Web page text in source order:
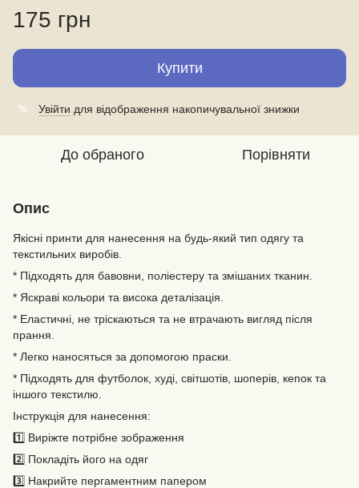
175 грн
Купити
% Увійти для відображення накопичувальної знижки
До обраного Порівняти
Опис
Якісні принти для нанесення на будь-який тип одягу та
текстильних виробів.
* Підходять для бавовни, поліестеру та змішаних тканин.
* Яскраві кольори та висока деталізація.
* Еластичні, не тріскаються та не втрачають вигляд після
прання.
* Легко наносяться за допомогою праски.
* Підходять для футболок, худі, світшотів, шоперів, кепок та
іншого текстилю.
Інструкція для нанесення:
1️⃣ Виріжте потрібне зображення
2️⃣ Покладіть його на одяг
3️⃣ Накрийте пергаментним папером